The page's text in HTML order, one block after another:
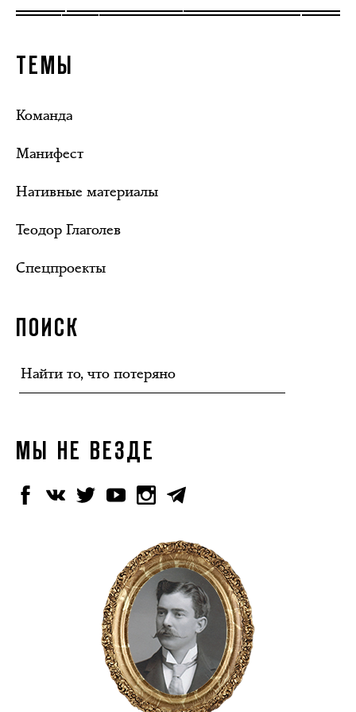
ТЕМЫ
Команда
Манифест
Нативные материалы
Теодор Глаголев
Спецпроекты
ПОИСК
МЫ НЕ ВЕЗДЕ